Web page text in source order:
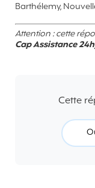
Barthélemy,
Attention : cette
Cap Assistance
Cette